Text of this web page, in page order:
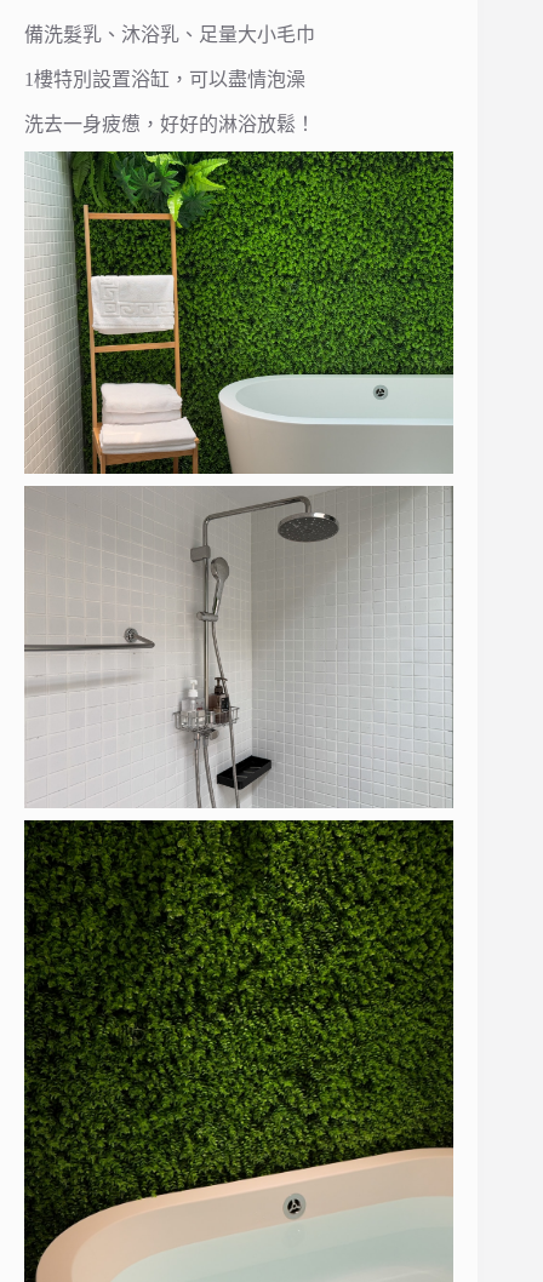
備洗髮乳、沐浴乳、足量大小毛巾
1樓特別設置浴缸，可以盡情泡澡
洗去一身疲憊，好好的淋浴放鬆！